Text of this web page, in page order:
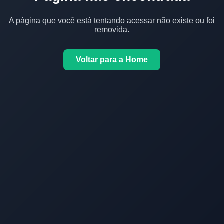
A página que você está tentando acessar não existe ou foi
removida.
Voltar para a Home